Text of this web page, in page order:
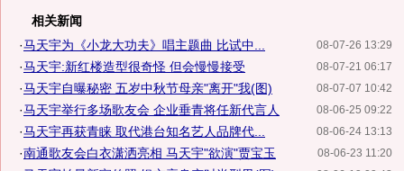
相关新闻
08-07-26 13:29
·马天宇为《小龙大功夫》唱主题曲 比试中...
08-07-21 06:17
·马天宇:新红楼造型很奇怪 但会慢慢接受
08-07-07 10:42
·马天宇自曝秘密 五岁中秋节母亲"离开"我(图)
08-06-25 09:22
·马天宇举行多场歌友会 企业垂青将任新代言人
08-06-24 13:13
·马天宇再获青睐 取代港台知名艺人品牌代...
08-06-23 11:20
·南通歌友会白衣潇洒亮相 马天宇"欲演"贾宝玉